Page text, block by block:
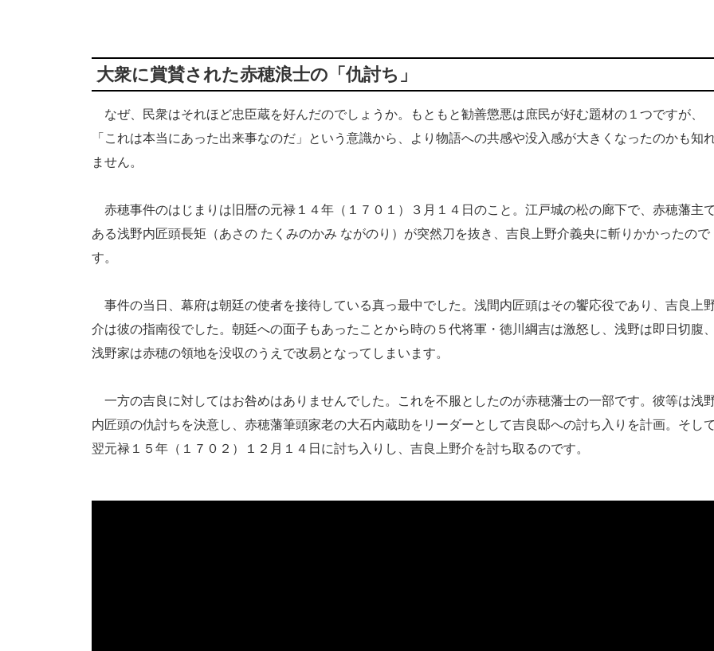
大衆に賞賛された赤穂浪士の「仇討ち」
なぜ、民衆はそれほど忠臣蔵を好んだのでしょうか。もともと勧善懲悪は庶民が好む題材の１つですが、
「これは本当にあった出来事なのだ」という意識から、より物語への共感や没入感が大きくなったのかも知
ません。
赤穂事件のはじまりは旧暦の元禄１４年（１７０１）３月１４日のこと。江戸城の松の廊下で、赤穂藩主
ある浅野内匠頭長矩（あさの たくみのかみ ながのり）が突然刀を抜き、吉良上野介義央に斬りかかったので
す。
事件の当日、幕府は朝廷の使者を接待している真っ最中でした。浅間内匠頭はその饗応役であり、吉良上
介は彼の指南役でした。朝廷への面子もあったことから時の５代将軍・徳川綱吉は激怒し、浅野は即日切腹、
浅野家は赤穂の領地を没収のうえで改易となってしまいます。
一方の吉良に対してはお咎めはありませんでした。これを不服としたのが赤穂藩士の一部です。彼等は浅
内匠頭の仇討ちを決意し、赤穂藩筆頭家老の大石内蔵助をリーダーとして吉良邸への討ち入りを計画。そして
翌元禄１５年（１７０２）１２月１４日に討ち入りし、吉良上野介を討ち取るのです。